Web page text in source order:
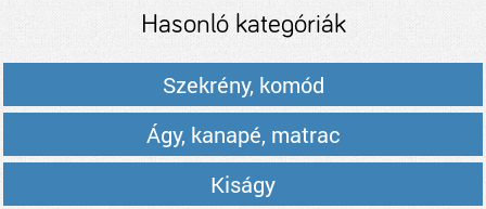
Hasonló kategóriák
Szekrény, komód
Ágy, kanapé, matrac
Kiságy